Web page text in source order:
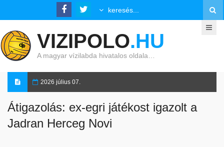
VIZIPOLO.HU
A magyar vízilabda hivatalos oldala…
2026 július 07.
Átigazolás: ex-egri játékost igazolt a
Jadran Herceg Novi